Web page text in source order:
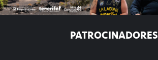
PATROCINADORES